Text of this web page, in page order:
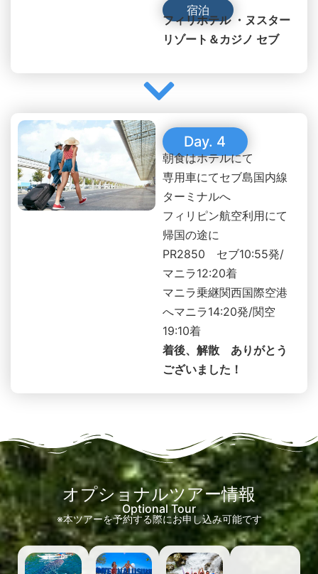
宿泊
フィリホテル ・ヌスター
リゾート＆カジノ セブ
Day. 4
朝食はホテルにて
専用車にてセブ島国内線
ターミナルへ
フィリピン航空利用にて
帰国の途に
PR2850 セブ10:55発/
マニラ12:20着
マニラ乗継関西国際空港
へマニラ14:20発/関空
19:10着
着後、解散 ありがとう
ございました！
オプショナルツアー情報
Optional Tour
※本ツアーを予約する際にお申し込み可能です